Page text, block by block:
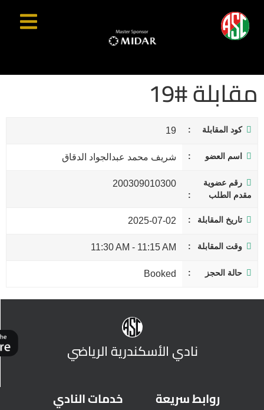
مقابلة #19
كود المقابلة 19
اسم العضو شريف محمد عبدالجواد الدقاق
رقم عضوية
مقدم الطلب
200309010300
تاريخ المقابلة 2025-07-02
وقت المقابلة 11:15 AM
-
11:30 AM
حالة الحجز Booked
نادي الأسكندرية الرياضي
روابط سريعة خدمات النادي